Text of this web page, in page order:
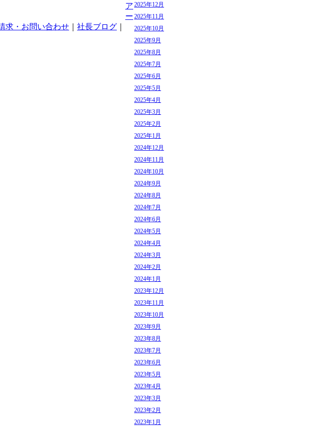
2025年12月
2025年11月
2025年10月
2025年9月
2025年8月
2025年7月
2025年6月
2025年5月
2025年4月
2025年3月
2025年2月
2025年1月
2024年12月
2024年11月
2024年10月
2024年9月
2024年8月
2024年7月
2024年6月
2024年5月
2024年4月
2024年3月
2024年2月
2024年1月
2023年12月
2023年11月
2023年10月
2023年9月
2023年8月
2023年7月
2023年6月
2023年5月
2023年4月
2023年3月
2023年2月
2023年1月
ア
ー
求・お問い合わせ 社長ブログ